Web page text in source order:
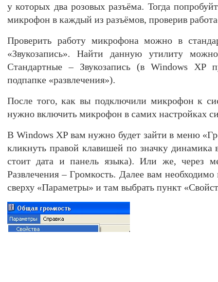
у которых два розовых разъёма. Тогда
микрофон в каждый из разъёмов, проверив
Проверить работу микрофона можно в
«Звукозапись». Найти данную утилиту
Стандартные – Звукозапись (в Windows XP
подпапке «развлечения»).
После того, как вы подключили микрофон к
нужно включить микрофон в самих настройках
В Windows XP вам нужно будет зайти в меню
кликнуть правой клавишей по значку динамика
стоит дата и панель языка). Или же, через
Развлечения – Громкость. Далее вам
сверху «Параметры» и там выбрать пункт